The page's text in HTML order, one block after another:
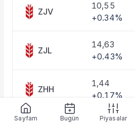
ZJV
10,55
+0.34%
ZJL
14,63
+0.43%
ZHH
1,44
+0.17%
0,35
Sayfam Bugün Piyasalar